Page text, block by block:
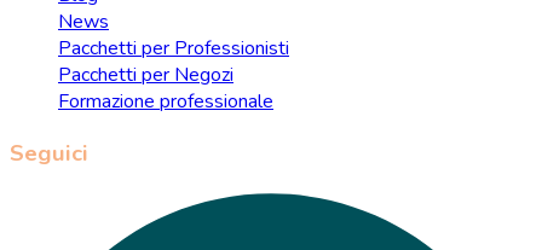
News
Pacchetti per Professionisti
Pacchetti per Negozi
Formazione professionale
Seguici